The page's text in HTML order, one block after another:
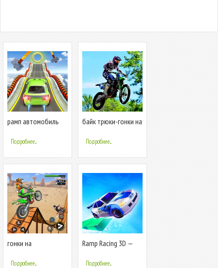
рамп автомобиль
Подробнее...
байк трюки-гонки на
Подробнее...
гонки на
трюки
Подробнее...
Ramp Racing 3D —
Подробнее...